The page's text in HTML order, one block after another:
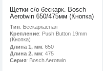
Щетки с/о бескарк. Bosch
Aerotwin 650/475мм (Кнопка)
Тип: Бескаркасная
Крепление: Push Button 19mm
(Кнопка)
Длина 1, мм: 650
Длина 2, мм: 475
Серия: Bosch Aerotwin